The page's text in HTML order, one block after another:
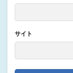
サイト